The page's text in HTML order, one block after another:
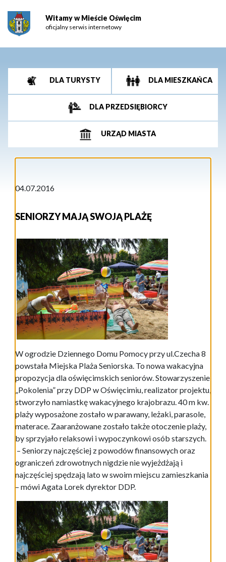
Witamy w Mieście Oświęcim
oficjalny serwis internetowy
DLA TURYSTY DLA MIESZKAŃCA
DLA PRZEDSIĘBIORCY
URZĄD MIASTA
04.07.2016
SENIORZY MAJĄ SWOJĄ PLAŻĘ
W ogrodzie Dziennego Domu Pomocy przy ul.Czecha 8
powstała Miejska Plaża Seniorska. To nowa wakacyjna
propozycja dla oświęcimskich seniorów. Stowarzyszenie
„Pokolenia” przy DDP w Oświęcimiu, realizator projektu,
stworzyło namiastkę wakacyjnego krajobrazu. 40 m kw.
plaży wyposażone zostało w parawany, leżaki, parasole,
materace. Zaaranżowane zostało także otoczenie plaży,
by sprzyjało relaksowi i wypoczynkowi osób starszych.
– Seniorzy najczęściej z powodów finansowych oraz
ograniczeń zdrowotnych nigdzie nie wyjeżdżają i
najczęściej spędzają lato w swoim miejscu zamieszkania
– mówi Agata Lorek dyrektor DDP.